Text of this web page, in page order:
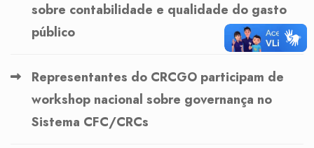
sobre contabilidade e qualidade do gasto
público
Representantes do CRCGO participam de
workshop nacional sobre governança no
Sistema CFC/CRCs